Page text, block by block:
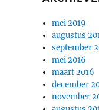
mei 2019
augustus
september
mei 2016
maart 2016
december
november